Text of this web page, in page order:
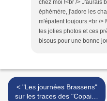
chez moi !<br /> J'aurais
éphémère, j'adore les
m'épatent toujours.<br />
tes jolies photos et ces
bisous pour une bonne
< "Les journées Brassens"
sur les traces des "Copains